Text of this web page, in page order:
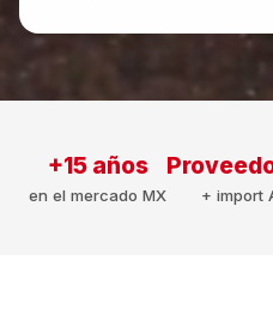
+15 años
en el mercado MX + import